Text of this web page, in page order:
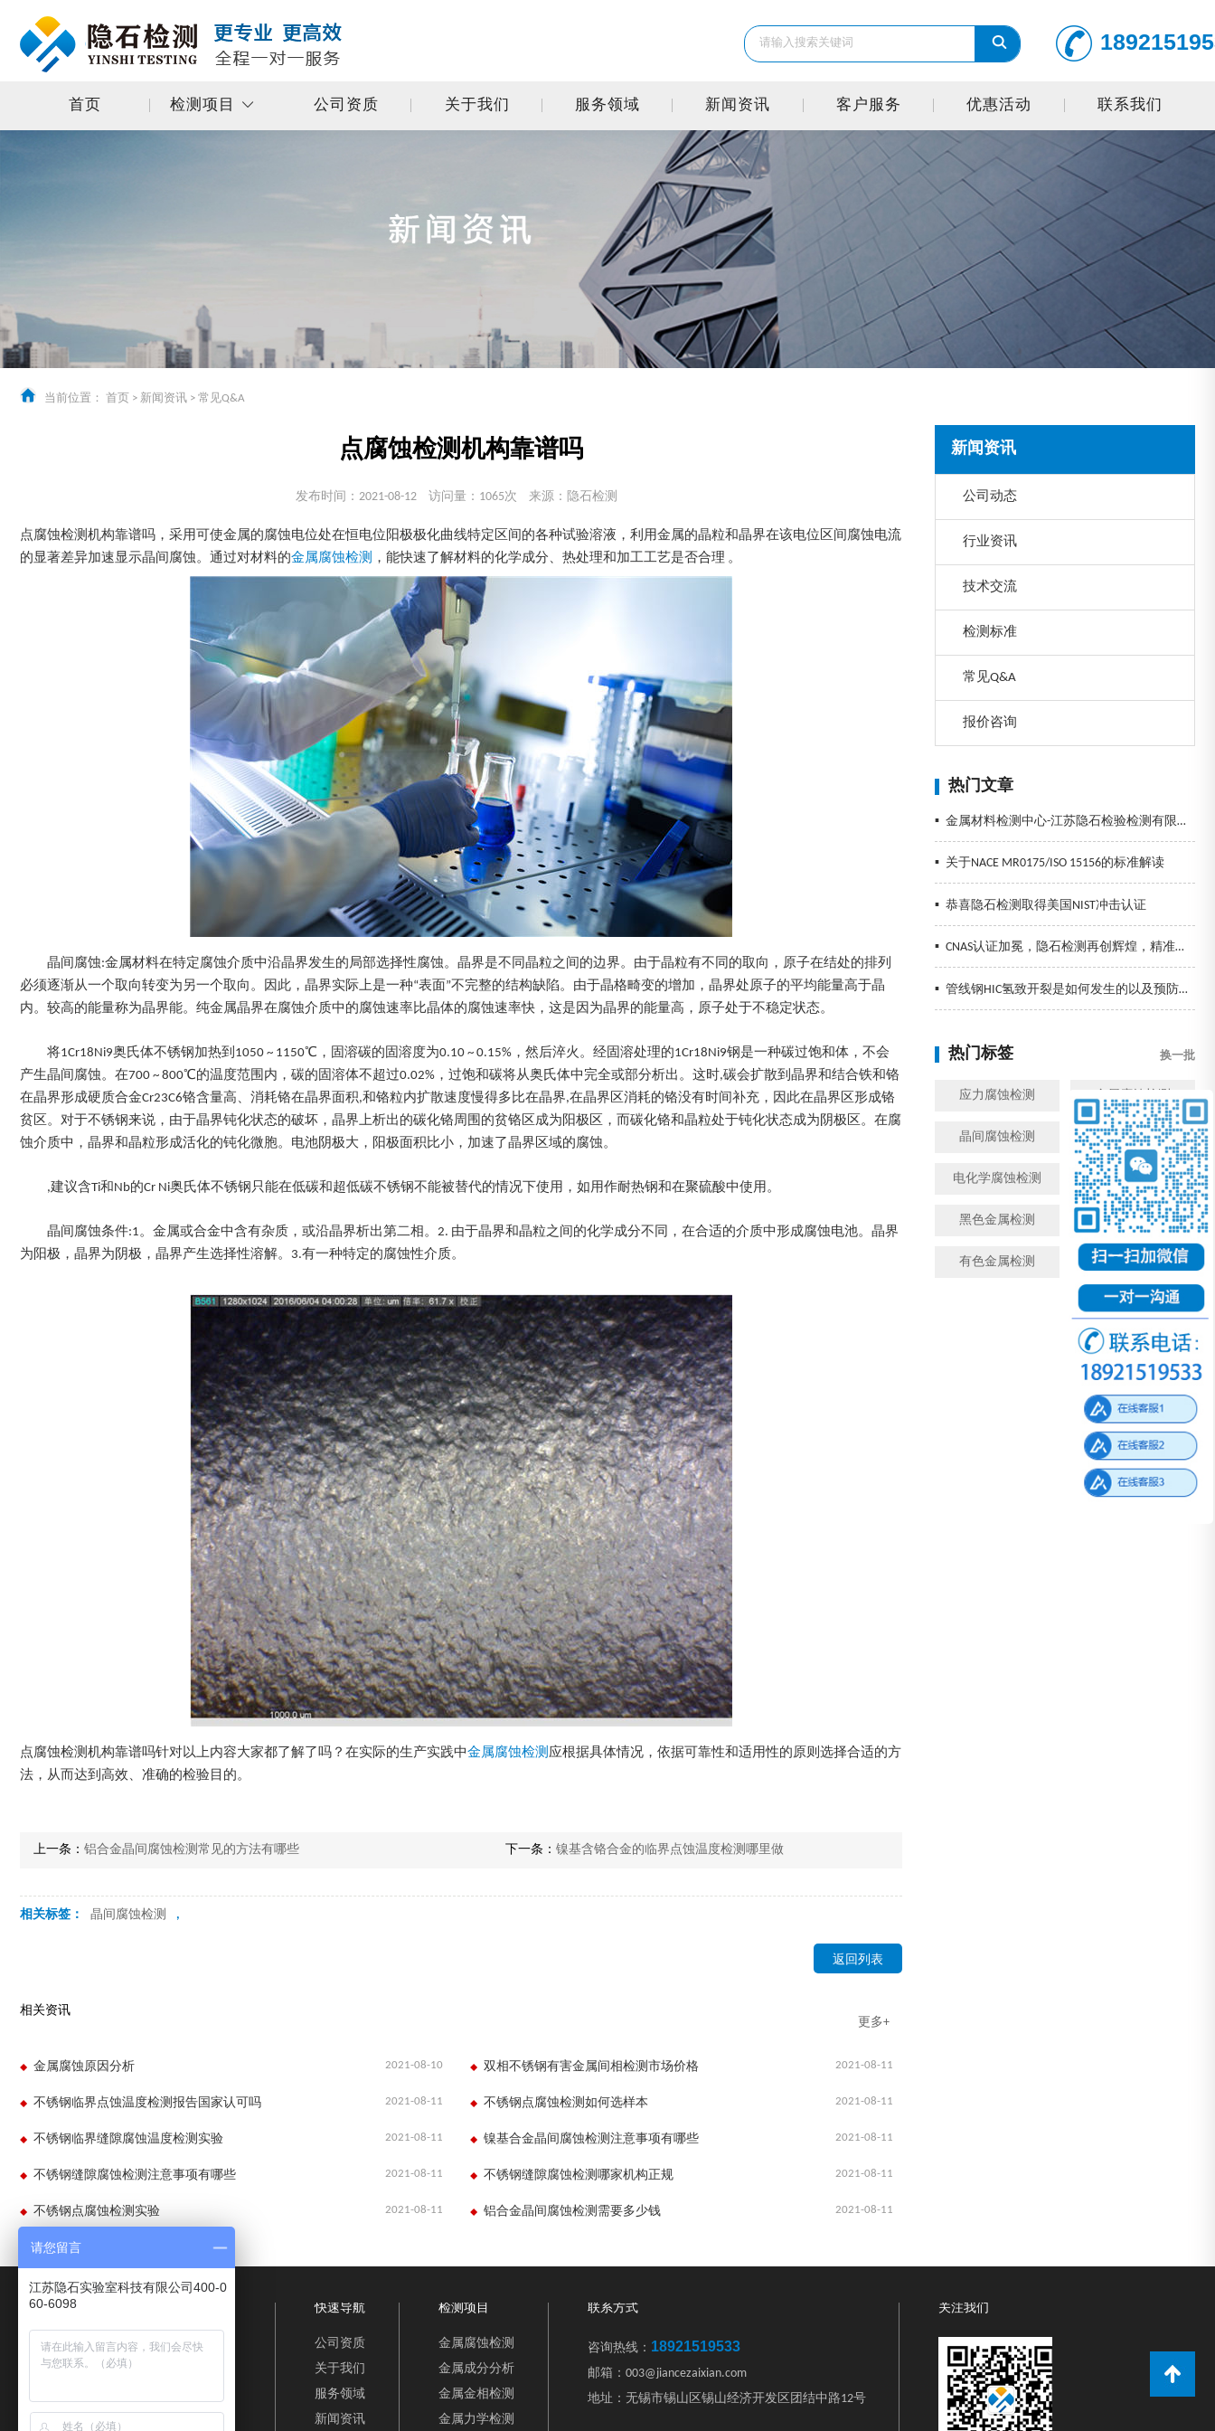
首页 检测项目 公司资质 关于我们 服务领域 新闻资讯 客户服务 优惠活动 联系我们
当前位置： 首页 > 新闻资讯 > 常见Q&A
新闻资讯
公司动态
行业资讯
技术交流
检测标准
常见Q&A
报价咨询
热门文章
▪ 金属材料检测中心-江苏隐石检验检测有限公司
▪ 关于NACE MR0175/ISO 15156的标准解读
▪ 恭喜隐石检测取得美国NIST冲击认证
▪ CNAS认证加冕，隐石检测再创辉煌，精准检测助力企业发展！
▪ 管线钢HIC氢致开裂是如何发生的以及预防措施
热门标签 换一批
应力腐蚀检测 金属腐蚀检测
晶间腐蚀检测 模拟工况腐蚀检测
电化学腐蚀检测 盐雾检测
黑色金属检测 金属成分检测
有色金属检测 微观金相检测
点腐蚀检测机构靠谱吗
发布时间：2021-08-12 访问量：1065次 来源：隐石检测
点腐蚀检测机构靠谱吗，采用可使金属的腐蚀电位处在恒电位阳极极化曲线特定区间的各种试验溶液，利用金属的晶粒和晶界在该电位区间腐蚀电流
的显著差异加速显示晶间腐蚀。通过对材料的金属腐蚀检测 ，能快速了解材料的化学成分、热处理和加工工艺是否合理 。
晶间腐蚀:金属材料在特定腐蚀介质中沿晶界发生的局部选择性腐蚀。晶界是不同晶粒之间的边界。由于晶粒有不同的取向，原子在结处的排列
必须逐渐从一个取向转变为另一个取向。因此，晶界实际上是一种“表面”不完整的结构缺陷。由于晶格畸变的增加，晶界处原子的平均能量高于晶
内。较高的能量称为晶界能。纯金属晶界在腐蚀介质中的腐蚀速率比晶体的腐蚀速率快，这是因为晶界的能量高，原子处于不稳定状态。
将1Cr18Ni9奥氏体不锈钢加热到1050 ~ 1150℃，固溶碳的固溶度为0.10 ~ 0.15%，然后淬火。经固溶处理的1Cr18Ni9钢是一种碳过饱和体，不会
产生晶间腐蚀。在700 ~ 800℃的温度范围内，碳的固溶体不超过0.02%，过饱和碳将从奥氏体中完全或部分析出。这时,碳会扩散到晶界和结合铁和铬
在晶界形成硬质合金Cr23C6铬含量高、消耗铬在晶界面积,和铬粒内扩散速度慢得多比在晶界,在晶界区消耗的铬没有时间补充，因此在晶界区形成铬
贫区。对于不锈钢来说，由于晶界钝化状态的破坏，晶界上析出的碳化铬周围的贫铬区成为阳极区，而碳化铬和晶粒处于钝化状态成为阴极区。在腐
蚀介质中，晶界和晶粒形成活化的钝化微胞。电池阴极大，阳极面积比小，加速了晶界区域的腐蚀。
,建议含Ti和Nb的Cr Ni奥氏体不锈钢只能在低碳和超低碳不锈钢不能被替代的情况下使用，如用作耐热钢和在聚硫酸中使用。
晶间腐蚀条件:1。金属或合金中含有杂质，或沿晶界析出第二相。2. 由于晶界和晶粒之间的化学成分不同，在合适的介质中形成腐蚀电池。晶界
为阳极，晶界为阴极，晶界产生选择性溶解。3.有一种特定的腐蚀性介质。
点腐蚀检测机构靠谱吗针对以上内容大家都了解了吗？在实际的生产实践中金属腐蚀检测 应根据具体情况，依据可靠性和适用性的原则选择合适的方
法，从而达到高效、准确的检验目的。
上一条： 铝合金晶间腐蚀检测常见的方法有哪些 下一条： 镍基含铬合金的临界点蚀温度检测哪里做
相关标签： 晶间腐蚀检测 ,
返回列表
相关资讯
更多+
2021-08-10
金属腐蚀原因分析 2021-08-11
双相不锈钢有害金属间相检测市场价格
2021-08-11
不锈钢临界点蚀温度检测报告国家认可吗 2021-08-11
不锈钢点腐蚀检测如何选样本
2021-08-11
不锈钢临界缝隙腐蚀温度检测实验 2021-08-11
镍基合金晶间腐蚀检测注意事项有哪些
2021-08-11
不锈钢缝隙腐蚀检测注意事项有哪些 2021-08-11
不锈钢缝隙腐蚀检测哪家机构正规
2021-08-11
不锈钢点腐蚀检测实验 2021-08-11
铝合金晶间腐蚀检测需要多少钱
快速导航
公司资质
关于我们
服务领域
新闻资讯
检测项目
金属腐蚀检测
金属成分分析
金属金相检测
金属力学检测
联系方式
咨询热线： 18921519533
邮箱：003@jiancezaixian.com
地址：无锡市锡山区锡山经济开发区团结中路12号
关注我们
请您留言
江苏隐石实验室科技有限公司400-0
60-6098